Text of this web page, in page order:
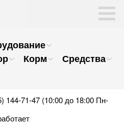
Корм
Средства
144-71-47 (10:00 до 18:00 Пн-